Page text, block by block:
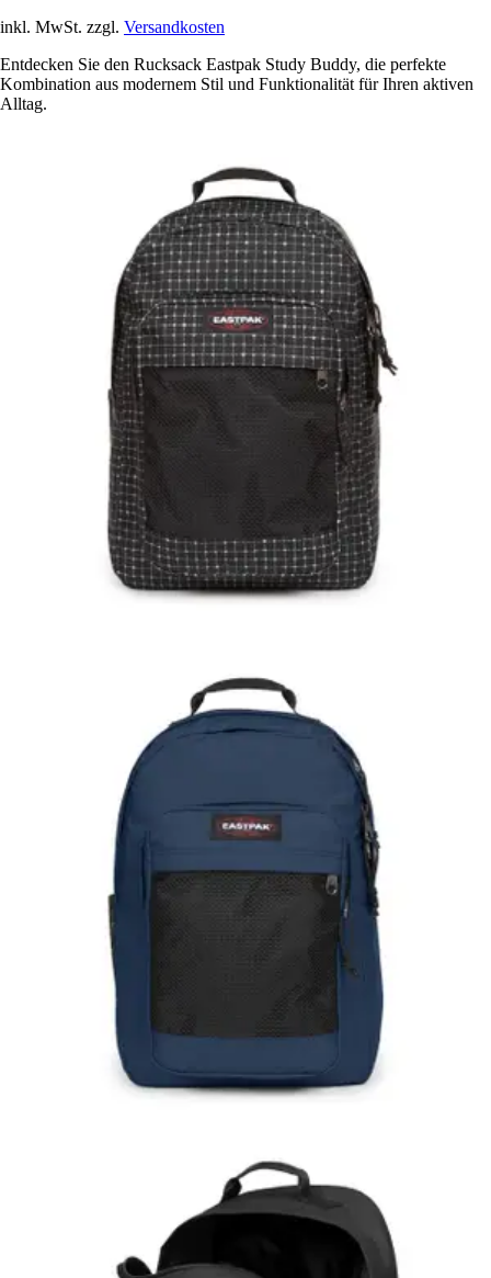
inkl. MwSt. zzgl. Versandkosten
Entdecken Sie den Rucksack Eastpak Study Buddy, die perfekte
Kombination aus modernem Stil und Funktionalität für Ihren aktiven
Alltag.